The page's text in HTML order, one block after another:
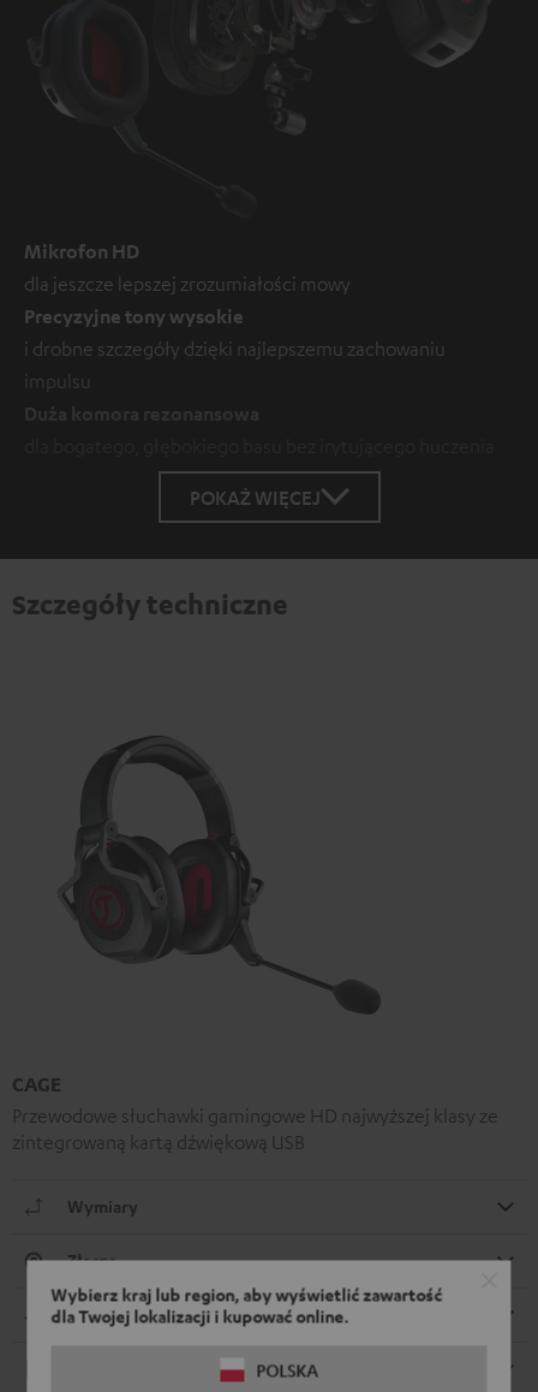
Wybierz kraj lub region, aby wyświetlić zawartość
dla Twojej lokalizacji i kupować online.
POLSKA
Mikrofon HD
dla jeszcze lepszej zrozumiałości mowy
Precyzyjne tony wysokie
i drobne szczegóły dzięki najlepszemu zachowaniu
impulsu
Duża komora rezonansowa
POKAŻ WIĘCEJ
Szczegóły techniczne
CAGE
Przewodowe słuchawki gamingowe HD najwyższej klasy ze
zintegrowaną kartą dźwiękową USB
Wymiary
Złącza
Kompatybilność